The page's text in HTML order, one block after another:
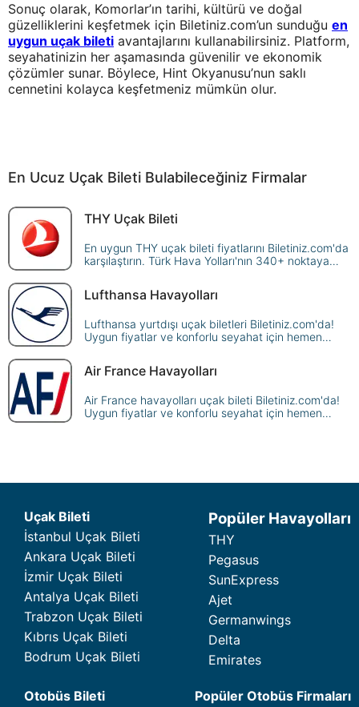
Sonuç olarak, Komorlar’ın tarihi, kültürü ve doğal
güzelliklerini keşfetmek için Biletiniz.com’un sunduğu en
uygun uçak bileti avantajlarını kullanabilirsiniz. Platform,
seyahatinizin her aşamasında güvenilir ve ekonomik
çözümler sunar. Böylece, Hint Okyanusu’nun saklı
cennetini kolayca keşfetmeniz mümkün olur.
En Ucuz Uçak Bileti Bulabileceğiniz Firmalar
THY Uçak Bileti
En uygun THY uçak bileti fiyatlarını Biletiniz.com'da
karşılaştırın. Türk Hava Yolları'nın 340+ noktaya
güvenle rezerve edin!
Lufthansa Havayolları
Lufthansa yurtdışı uçak biletleri Biletiniz.com'da!
Uygun fiyatlar ve konforlu seyahat için hemen
Air France Havayolları
Air France havayolları uçak bileti Biletiniz.com'da!
Uygun fiyatlar ve konforlu seyahat için hemen
Uçak Bileti
İstanbul Uçak Bileti
Ankara Uçak Bileti
İzmir Uçak Bileti
Antalya Uçak Bileti
Trabzon Uçak Bileti
Kıbrıs Uçak Bileti
Bodrum Uçak Bileti
Popüler Havayolları
THY
Pegasus
SunExpress
Ajet
Germanwings
Delta
Emirates
Otobüs Bileti
Popüler Otobüs Firmaları